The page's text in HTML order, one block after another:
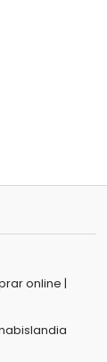
online |